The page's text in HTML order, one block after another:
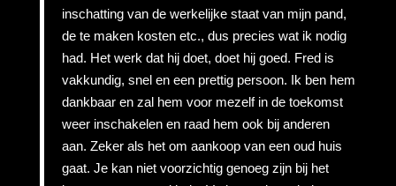
inschatting van de werkelijke staat van mijn pand,
de te maken kosten etc., dus precies wat ik nodig
had. Het werk dat hij doet, doet hij goed. Fred is
vakkundig, snel en een prettig persoon. Ik ben hem
dankbaar en zal hem voor mezelf in de toekomst
weer inschakelen en raad hem ook bij anderen
aan. Zeker als het om aankoop van een oud huis
gaat. Je kan niet voorzichtig genoeg zijn bij het